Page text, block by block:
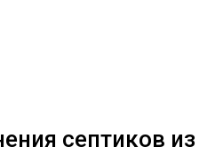
септиков из